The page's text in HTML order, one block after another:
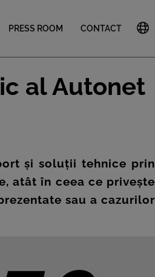
PRESS ROOM CONTACT
al Autonet
și soluții tehnice prin
atât în ceea ce privește
sau a cazurilor